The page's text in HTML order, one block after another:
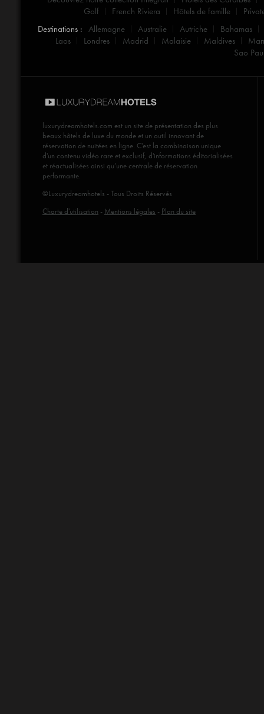
Golf
French Riviera Hôtels de famille
Destinations : Allemagne Australie Autriche
Bahamas
Laos
Londres Madrid Malaisie Maldives
Sao
luxurydreamhotels.com est un site de présentation des plus
beaux hôtels de luxe du monde et un outil innovant de
réservation de nuitées en ligne. C'est la combinaison unique
d'un contenu vidéo rare et exclusif, d'informations éditorialisées
et réactualisées ainsi qu’une centrale de réservation
performante.
©Luxurydreamhotels - Tous Droits Réservés
Charte d'utilisation - Mentions légales - Plan du site